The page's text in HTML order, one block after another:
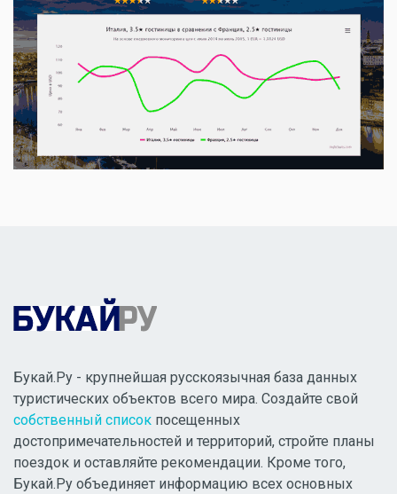
Букай.Ру - крупнейшая русскоязычная база данных
туристических объектов всего мира. Создайте свой
собственный список посещенных
достопримечательностей и территорий, стройте планы
поездок и оставляйте рекомендации. Кроме того,
Букай.Ру объединяет информацию всех основных